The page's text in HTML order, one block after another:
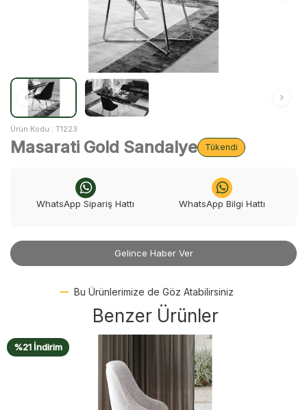
Ürün Kodu : T1223
Masarati Gold Sandalye Tükendi
WhatsApp Sipariş Hattı WhatsApp Bilgi Hattı
Gelince Haber Ver
Bu Ürünlerimize de Göz Atabilirsiniz
Benzer Ürünler
%21 İndirim